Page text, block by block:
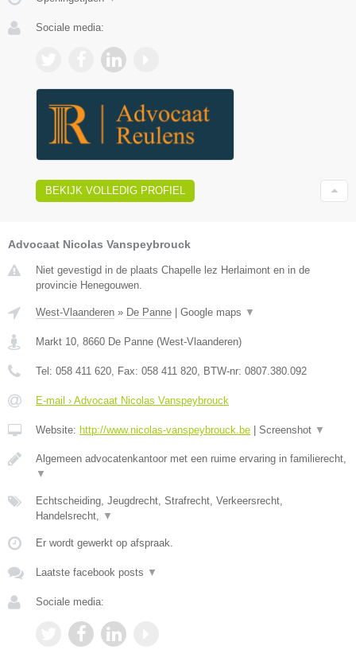
Sociale media:
BEKIJK VOLLEDIG PROFIEL
Advocaat Nicolas Vanspeybrouck
Niet gevestigd in de plaats Chapelle lez Herlaimont en in de
provincie Henegouwen.
West-Vlaanderen » De Panne Google maps ▼
Markt 10, 8660 De Panne (West-Vlaanderen)
Tel: 058 411 620, Fax: 058 411 820, BTW-nr: 0807.380.092
E-mail › Advocaat Nicolas Vanspeybrouck
Website: http://www.nicolas-vanspeybrouck.be Screenshot ▼
Algemeen advocatenkantoor met een ruime ervaring in familierecht,
▼
Echtscheiding, Jeugdrecht, Strafrecht, Verkeersrecht,
Handelsrecht, ▼
Er wordt gewerkt op afspraak.
Laatste facebook posts ▼
Sociale media: